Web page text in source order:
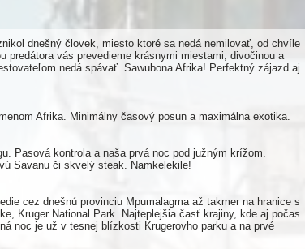
dnešný človek, miesto ktoré sa nedá nemilovať, od chvíle
predátora vás prevedieme krásnymi miestami, divočinou a
nedá spávať. Sawubona Afrika! Perfektný zájazd aj
Afrika. Minimálny časový posun a maximálna exotika.
Pasová kontrola a naša prvá noc pod južným krížom.
Savanu či skvelý steak. Namkelekile!
cez dnešnú provinciu Mpumalagma až takmer na hranice s
Kruger National Park. Najteplejšia časť krajiny, kde aj počas
noc je už v tesnej blízkosti Krugerovho parku a na prvé